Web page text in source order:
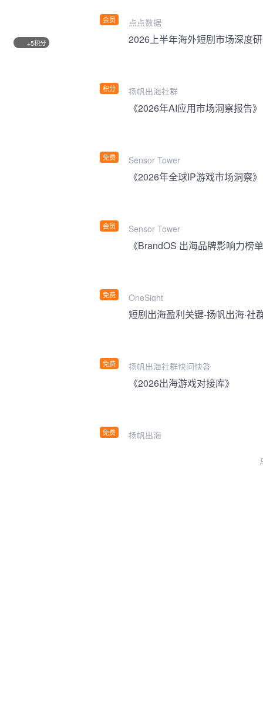
会员 点点数据
+5积分
积分
2026上半年海外短剧市场深度
扬帆出海社群
免费
《2026年AI应用市场洞察报告》
Sensor Tower
会员
《2026年全球IP游戏市场洞察》
Sensor Tower
免费
《BrandOS 出海品牌影响力榜
OneSight
免费
短剧出海盈利关键-扬帆出海·社
扬帆出海社群快问快答
免费
《2026出海游戏对接库》
扬帆出海